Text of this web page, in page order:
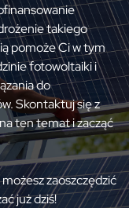
takiego
pomoże Ci w tym
fotowoltaiki i
do
Skontaktuj się z
ten temat i zacząć
zaoszczędzić
już dziś!